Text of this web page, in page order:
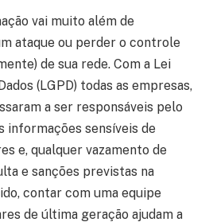
vai muito além de
ataque ou perder o controle
de sua rede. Com a Lei
(LGPD) todas as empresas,
a ser responsáveis pelo
informações sensíveis de
e, qualquer vazamento de
e sanções previstas na
contar com uma equipe
de última geração ajudam a